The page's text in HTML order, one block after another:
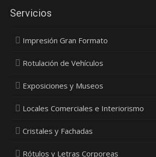
Servicios
Impresión Gran Formato
Rotulación de Vehículos
Exposiciones y Museos
Locales Comerciales e Interiorismo
Cristales y Fachadas
Rótulos y Letras Corporeas